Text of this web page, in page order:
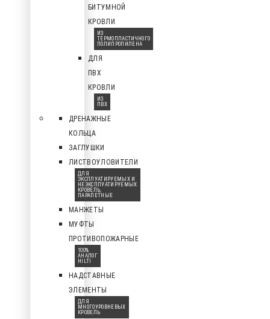
БИТУМНОЙ
КРОВЛИ
ИЗ
ТЕРМОПЛАСТИЧНОГО
ПОЛИПРОПИЛЕНА
ДЛЯ
ПВХ
КРОВЛИ
ИЗ
ПВХ
ДРЕНАЖНЫЕ
КОЛЬЦА
ЗАГЛУШКИ
ЛИСТВОУЛОВИТЕЛИ
ДЛЯ
ЭКСПЛУАТИРУЕМЫХ И
НЕЭКСПЛУАТИРУЕМЫХ
КРОВЕЛЬ,
ПАРАПЕТНЫЕ
МАНЖЕТЫ
МУФТЫ
ПРОТИВОПОЖАРНЫЕ
100%
АНАЛОГ
HILTI
НАДСТАВНЫЕ
ЭЛЕМЕНТЫ
ДЛЯ
МНОГОУРОВНЕВЫХ
КРОВЕЛЬ